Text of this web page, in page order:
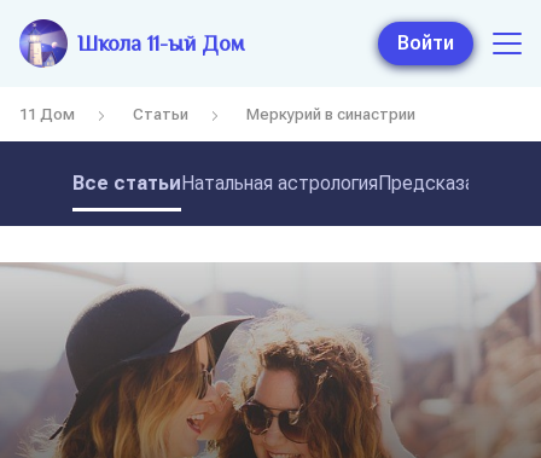
Школа 11-ый Дом Войти
11 Дом Статьи Меркурий в синастрии
Все статьиНатальная астрология